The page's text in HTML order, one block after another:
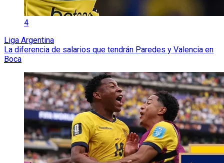
4
Liga Argentina
La diferencia de salarios que tendrán Paredes y Valencia en
Boca